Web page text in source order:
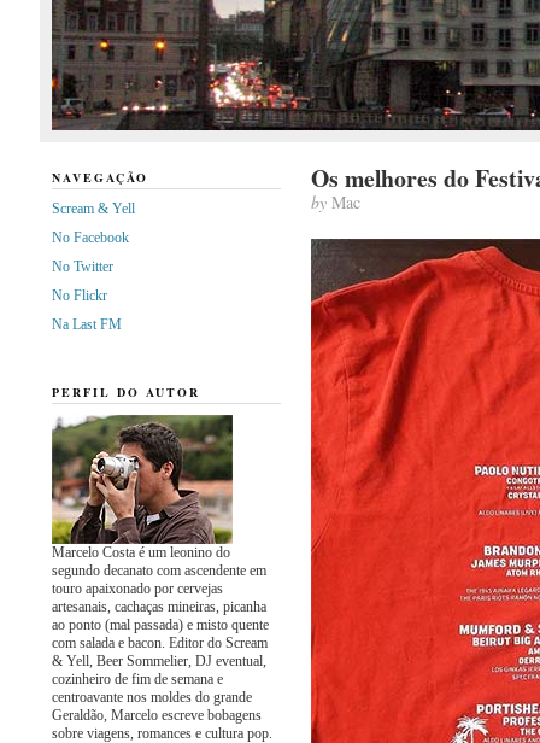
Os melhores do
byMac
NAVEGAÇÃO
Scream & Yell
No Facebook
No Twitter
No Flickr
Na Last FM
PERFIL DO AUTOR
Marcelo Costa é um leonino do
segundo decanato com ascendente em
touro apaixonado por cervejas
artesanais, cachaças mineiras, picanha
ao ponto (mal passada) e misto quente
com salada e bacon. Editor do Scream
& Yell, Beer Sommelier, DJ eventual,
cozinheiro de fim de semana e
centroavante nos moldes do grande
Geraldão, Marcelo escreve bobagens
sobre viagens, romances e cultura pop.